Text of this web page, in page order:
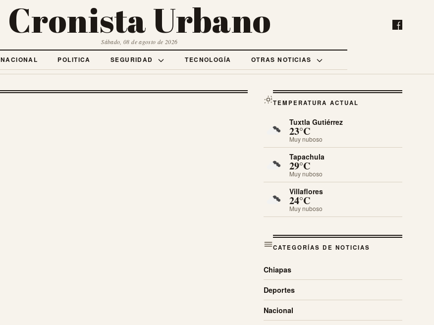
Cronista Urbano
Sábado, 08 de agosto de 2026
NACIONAL POLITICA SEGURIDAD TECNOLOGÍA OTRAS NOTICIAS
TEMPERATURA ACTUAL
Tuxtla Gutiérrez
23°C
Muy nuboso
Tapachula
29°C
Muy nuboso
Villaflores
24°C
Muy nuboso
CATEGORÍAS DE NOTICIAS
Chiapas
Deportes
Nacional